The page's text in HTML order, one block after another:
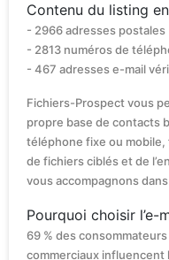
Contenu du listing
- 2966 adresses postales
- 2813 numéros de
- 467 adresses e-mail
Fichiers-Prospect vous
propre base de contacts
téléphone fixe ou mobile,
de fichiers ciblés et de
vous accompagnons
Pourquoi choisir l’e-
69 % des
commerciaux influencent